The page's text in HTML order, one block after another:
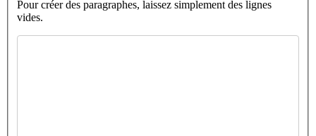
Pour créer des paragraphes, laissez simplement des lignes
vides.